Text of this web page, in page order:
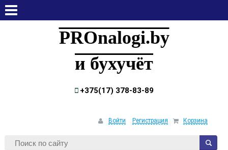
PROnalogi.by
и бухучёт
+375(17) 378-83-89
Войти Регистрация Корзина